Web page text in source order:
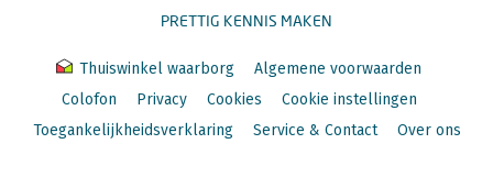
PRETTIG KENNIS MAKEN
Thuiswinkel waarborg
Algemene voorwaarden
Colofon
Privacy Cookies
Cookie instellingen
Toegankelijkheidsverklaring
Service & Contact Over ons